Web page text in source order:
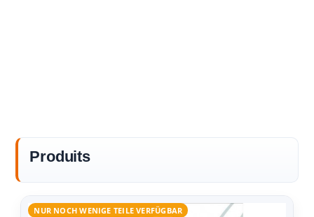
Produits
NUR NOCH WENIGE TEILE VERFÜGBAR